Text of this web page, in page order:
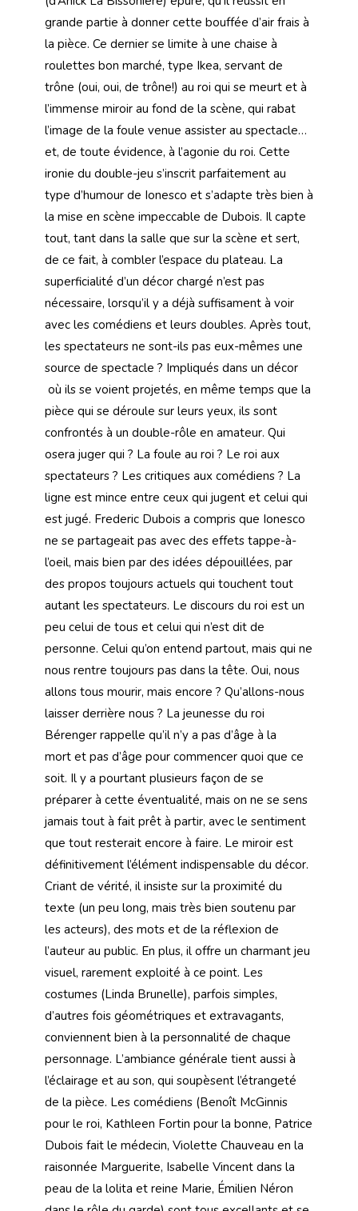
grande partie à donner cette bouffée d’air frais à
la pièce. Ce dernier se limite à une chaise à
roulettes bon marché, type Ikea, servant de
trône (oui, oui, de trône!) au roi qui se meurt et à
l’immense miroir au fond de la scène, qui rabat
l’image de la foule venue assister au spectacle…
et, de toute évidence, à l’agonie du roi. Cette
ironie du double-jeu s’inscrit parfaitement au
type d’humour de Ionesco et s’adapte très bien à
la mise en scène impeccable de Dubois. Il capte
tout, tant dans la salle que sur la scène et sert,
de ce fait, à combler l’espace du plateau. La
superficialité d’un décor chargé n’est pas
nécessaire, lorsqu’il y a déjà suffisament à voir
avec les comédiens et leurs doubles. Après tout,
les spectateurs ne sont-ils pas eux-mêmes une
source de spectacle ? Impliqués dans un décor
où ils se voient projetés, en même temps que la
pièce qui se déroule sur leurs yeux, ils sont
confrontés à un double-rôle en amateur. Qui
osera juger qui ? La foule au roi ? Le roi aux
spectateurs ? Les critiques aux comédiens ? La
ligne est mince entre ceux qui jugent et celui qui
est jugé. Frederic Dubois a compris que Ionesco
ne se partageait pas avec des effets tappe-à-
l’oeil, mais bien par des idées dépouillées, par
des propos toujours actuels qui touchent tout
autant les spectateurs. Le discours du roi est un
peu celui de tous et celui qui n’est dit de
personne. Celui qu’on entend partout, mais qui ne
nous rentre toujours pas dans la tête. Oui, nous
allons tous mourir, mais encore ? Qu’allons-nous
laisser derrière nous ? La jeunesse du roi
Bérenger rappelle qu’il n’y a pas d’âge à la
mort et pas d’âge pour commencer quoi que ce
soit. Il y a pourtant plusieurs façon de se
préparer à cette éventualité, mais on ne se sens
jamais tout à fait prêt à partir, avec le sentiment
que tout resterait encore à faire. Le miroir est
définitivement l’élément indispensable du décor.
Criant de vérité, il insiste sur la proximité du
texte (un peu long, mais très bien soutenu par
les acteurs), des mots et de la réflexion de
l’auteur au public. En plus, il offre un charmant jeu
visuel, rarement exploité à ce point. Les
costumes (Linda Brunelle), parfois simples,
d’autres fois géométriques et extravagants,
conviennent bien à la personnalité de chaque
personnage. L’ambiance générale tient aussi à
l’éclairage et au son, qui soupèsent l’étrangeté
de la pièce. Les comédiens (Benoît McGinnis
pour le roi, Kathleen Fortin pour la bonne, Patrice
Dubois fait le médecin, Violette Chauveau en la
raisonnée Marguerite, Isabelle Vincent dans la
peau de la lolita et reine Marie, Émilien Néron